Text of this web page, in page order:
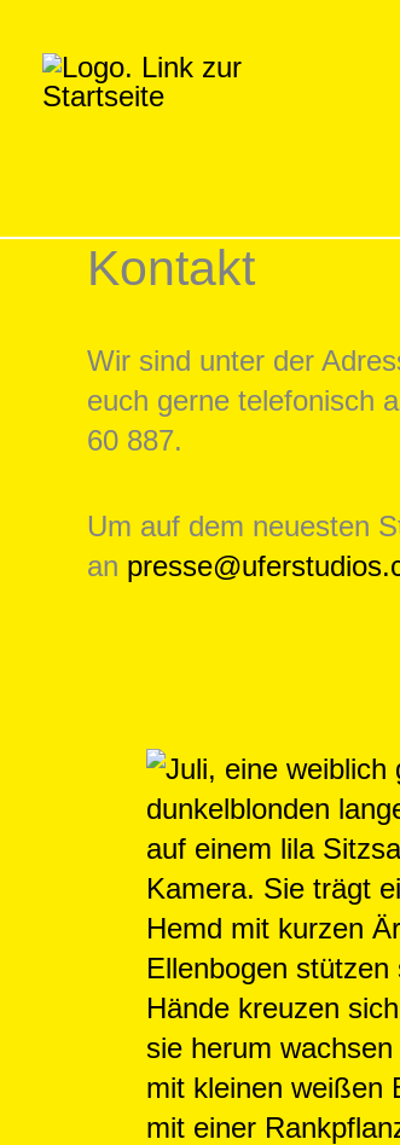
Inhalt
springen
Kontakt
Wir sind unter der
euch gerne telefonisch
60 887.
Um auf dem neuesten
an